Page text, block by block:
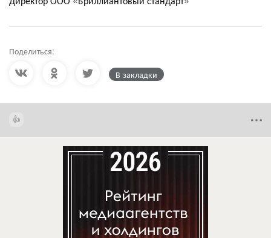
Поделиться:
В закладки